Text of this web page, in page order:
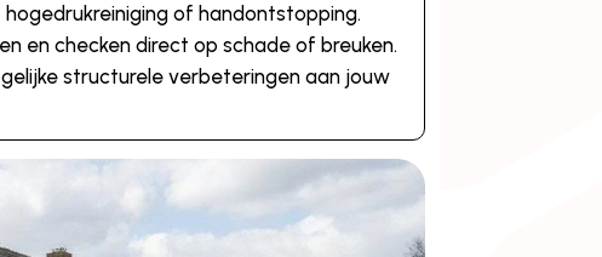
of handontstopping.
en checken direct op schade of breuken.
structurele verbeteringen aan jouw